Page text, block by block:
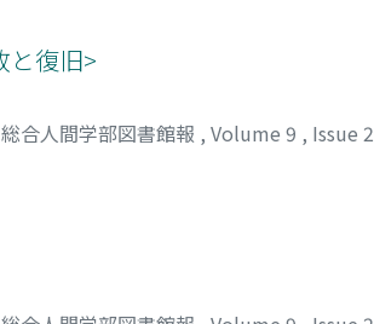
と復旧>
合人間学部図書館報 , Volume 9 , Issue 2